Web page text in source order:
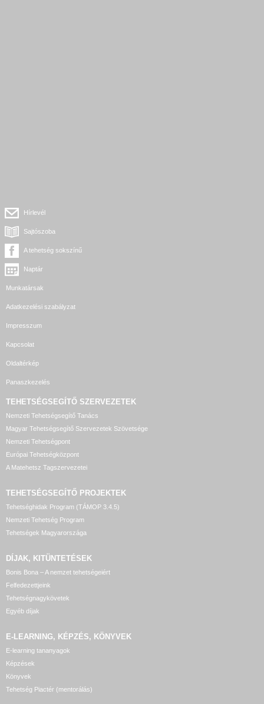
Hírlevél
Sajtószoba
A tehetség sokszínű
Naptár
Munkatársak
Adatkezelési szabályzat
Impresszum
Kapcsolat
Oldaltérkép
Panaszkezelés
TEHETSÉGSEGÍTŐ SZERVEZETEK
Nemzeti Tehetségsegítő Tanács
Magyar Tehetségsegítő Szervezetek Szövetsége
Nemzeti Tehetségpont
Európai Tehetségközpont
A Matehetsz Tagszervezetei
TEHETSÉGSEGÍTŐ PROJEKTEK
Tehetséghidak Program (TÁMOP 3.4.5)
Nemzeti Tehetség Program
Tehetségek Magyarországa
DÍJAK, KITÜNTETÉSEK
Bonis Bona – A nemzet tehetségeiért
Felfedezettjeink
Tehetségnagykövetek
Egyéb díjak
E-LEARNING, KÉPZÉS, KÖNYVEK
E-learning tananyagok
Képzések
Könyvek
Tehetség Piactér (mentorálás)